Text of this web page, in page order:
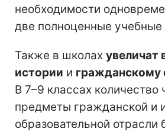
необходимости
две полноценные
Также в школах увеличат
истории и гражданскому
В 7–9 классах количество
предметы гражданской и
образовательной отрасли